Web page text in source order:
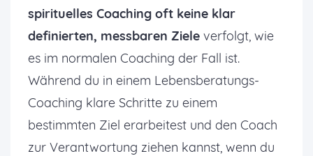
spirituelles Coaching oft keine klar
definierten, messbaren Ziele verfolgt, wie
es im normalen Coaching der Fall ist.
Während du in einem Lebensberatungs-
Coaching klare Schritte zu einem
bestimmten Ziel erarbeitest und den Coach
zur Verantwortung ziehen kannst, wenn du